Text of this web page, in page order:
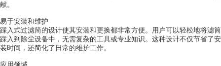
献。
易于安装和维护
踩入式过滤筒的设计使其安装和更换都非常方便。用户可以轻松地将滤筒
踩入到除尘设备中，无需复杂的工具或专业知识。这种设计不仅节省了安
装时间，还简化了日常的维护工作。